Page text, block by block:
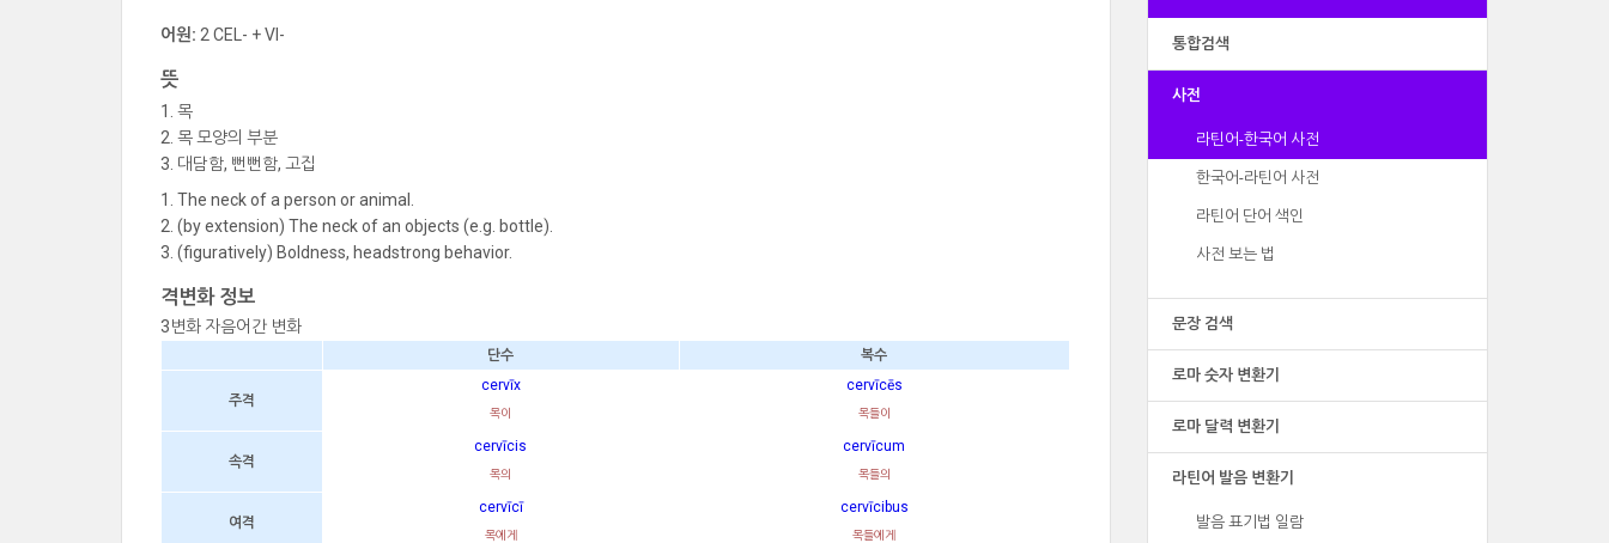
통합검색
사전
라틴어-한국어 사전
한국어-라틴어 사전
라틴어 단어 색인
사전 보는 법
문장 검색
로마 숫자 변환기
로마 달력 변환기
라틴어 발음 변환기
발음 표기법 일람
어원: 2 CEL- + VI-
뜻
목
목 모양의 부분
대담함, 뻔뻔함, 고집
The neck of a person or animal.
(by extension) The neck of an objects (e.g. bottle).
(figuratively) Boldness, headstrong behavior.
격변화 정보
3변화 자음어간 변화
단수 복수
주격
cervīx
목이
cervīcēs
목들이
속격
cervīcis
목의
cervīcum
목들의
여격
cervīcī
목에게
cervīcibus
목들에게